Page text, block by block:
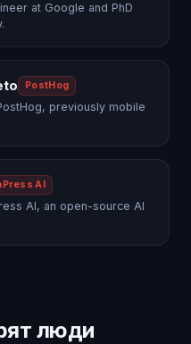
at Google and PhD
PostHog
previously mobile
AI
AI, an open-source AI
люди